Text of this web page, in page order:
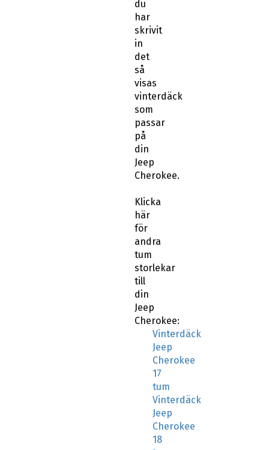
du
har
skrivit
in
det
så
visas
vinterdäck
som
passar
på
din
Jeep
Cherokee.
Klicka
här
för
andra
tum
storlekar
till
din
Jeep
Cherokee:
Vinterdäck
Jeep
Cherokee
17
tum
Vinterdäck
Jeep
Cherokee
18